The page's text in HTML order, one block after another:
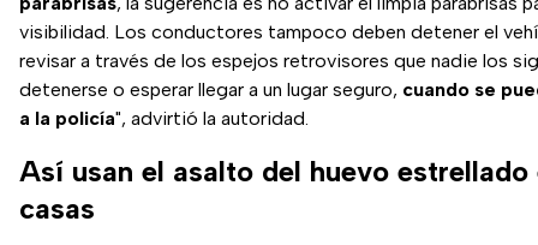
visibilidad. Los conductores tampoco deben detener el
revisar a través de los espejos retrovisores que nadie los
detenerse o esperar llegar a un lugar seguro, cuando se
a la policía", advirtió la autoridad.
Así usan el asalto del huevo estrellado
casas